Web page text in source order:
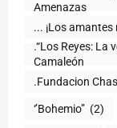
... ¡Los
.“Los Reyes: La
Camaleón
.Fundacion
‘’Bohemio’’ (2)